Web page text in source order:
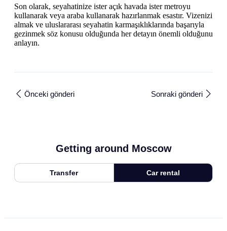
Son olarak, seyahatinize ister açık havada ister metroyu
kullanarak veya araba kullanarak hazırlanmak esastır. Vizenizi
almak ve uluslararası seyahatin karmaşıklıklarında başarıyla
gezinmek söz konusu olduğunda her detayın önemli olduğunu
anlayın.
Önceki gönderi Sonraki gönderi
Getting around Moscow
Transfer Car rental